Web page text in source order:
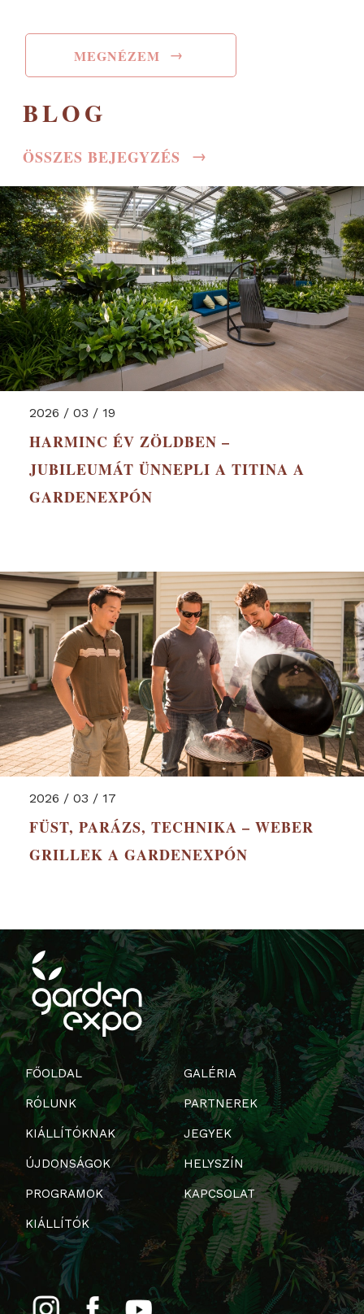
MEGNÉZEM →
BLOG
ÖSSZES BEJEGYZÉS →
2026 / 03 / 19
HARMINC ÉV ZÖLDBEN –
JUBILEUMÁT ÜNNEPLI A TITINA A
GARDENEXPÓN
2026 / 03 / 17
FÜST, PARÁZS, TECHNIKA – WEBER
GRILLEK A GARDENEXPÓN
FŐOLDAL
RÓLUNK
KIÁLLÍTÓKNAK
ÚJDONSÁGOK
PROGRAMOK
KIÁLLÍTÓK
GALÉRIA
PARTNEREK
JEGYEK
HELYSZÍN
KAPCSOLAT